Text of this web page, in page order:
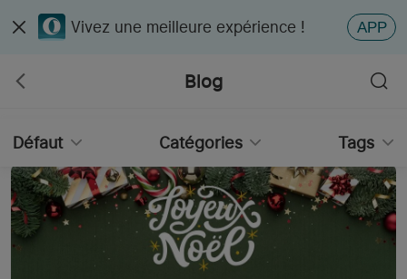
Vivez une meilleure expérience ! APP
Blog
Défaut Catégories Tags